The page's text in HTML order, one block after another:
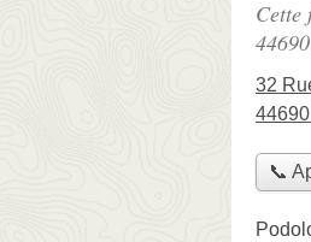
Cette
32
📞